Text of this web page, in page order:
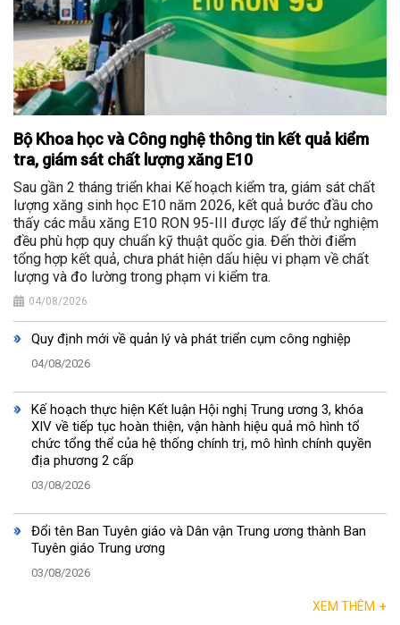
Bộ Khoa học và Công nghệ thông tin kết quả kiểm
tra, giám sát chất lượng xăng E10
Sau gần 2 tháng triển khai Kế hoạch kiểm tra, giám sát chất
lượng xăng sinh học E10 năm 2026, kết quả bước đầu cho
thấy các mẫu xăng E10 RON 95-III được lấy để thử nghiệm
đều phù hợp quy chuẩn kỹ thuật quốc gia. Đến thời điểm
tổng hợp kết quả, chưa phát hiện dấu hiệu vi phạm về chất
lượng và đo lường trong phạm vi kiểm tra.
04/08/2026
Quy định mới về quản lý và phát triển cụm công nghiệp
04/08/2026
Kế hoạch thực hiện Kết luận Hội nghị Trung ương 3, khóa
XIV về tiếp tục hoàn thiện, vận hành hiệu quả mô hình tổ
chức tổng thể của hệ thống chính trị, mô hình chính quyền
địa phương 2 cấp
03/08/2026
Đổi tên Ban Tuyên giáo và Dân vận Trung ương thành Ban
Tuyên giáo Trung ương
03/08/2026
XEM THÊM +